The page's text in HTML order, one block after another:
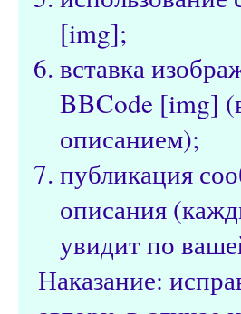
[img];
вставка
BBCode [img]
описанием);
публикация
описания
увидит по
Наказание: